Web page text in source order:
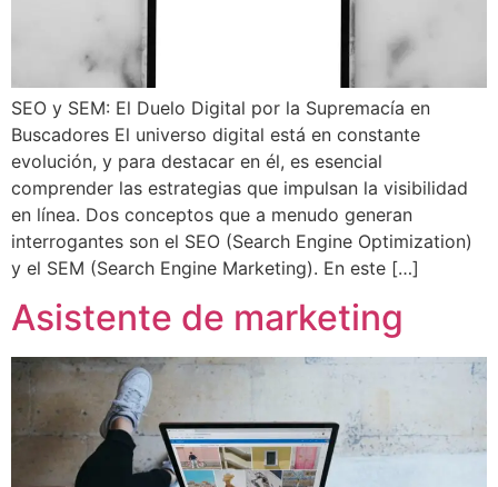
SEO y SEM: El Duelo Digital por la Supremacía en
Buscadores El universo digital está en constante
evolución, y para destacar en él, es esencial
comprender las estrategias que impulsan la visibilidad
en línea. Dos conceptos que a menudo generan
interrogantes son el SEO (Search Engine Optimization)
y el SEM (Search Engine Marketing). En este […]
Asistente de marketing